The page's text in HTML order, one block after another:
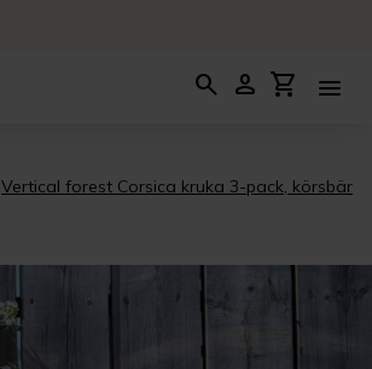
search person shopping_cart menu
Vertical forest Corsica kruka 3-pack, körsbär